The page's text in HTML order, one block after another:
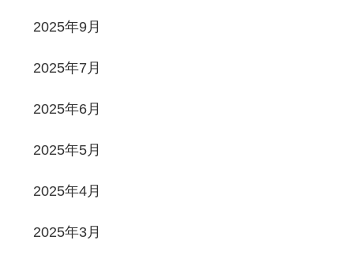
2025年9月
2025年7月
2025年6月
2025年5月
2025年4月
2025年3月